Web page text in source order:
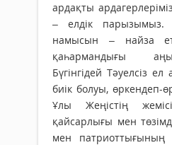
ардақты
– елдік
намысын – найза
қаһармандығы
Бүгінгідей Тәуелсіз
биік болуы, өркендеп-
Ұлы Жеңістің
қайсарлығы мен
мен патриоттығының